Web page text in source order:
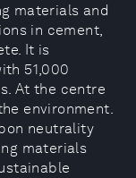
materials and
in cement,
It is
51,000
At the centre
environment.
neutrality
materials